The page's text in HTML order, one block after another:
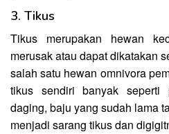
3. Tikus
Tikus merupakan hewan
merusak atau dapat dikatakan
salah satu hewan omnivora
tikus sendiri banyak seperti
daging, baju yang sudah lama
menjadi sarang tikus dan